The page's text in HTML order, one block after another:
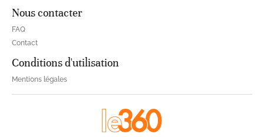
Nous contacter
FAQ
Contact
Conditions d'utilisation
Mentions légales